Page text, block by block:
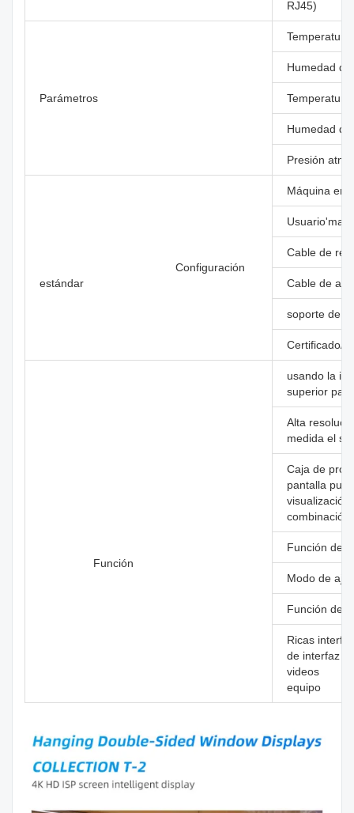
RJ45)
Parámetros
Humedad
Humedad
Presión
Configuración
estándar
Máquina
Cable de red
Cable de
soporte de
Certificado/
Función
usando la
superior
Alta
medida el
Caja de
pantalla
combinación
Función de
Modo de
Función de
Ricas
de interfaz
videos
equipo